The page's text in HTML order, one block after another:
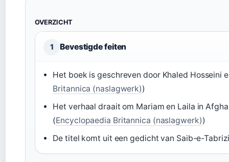
OVERZICHT
1 Bevestigde feiten
Het boek is geschreven door Khaled Hosseini
Britannica (naslagwerk))
Het verhaal draait om Mariam en Laila in
(Encyclopaedia Britannica (naslagwerk))
De titel komt uit een gedicht van Saib-e-